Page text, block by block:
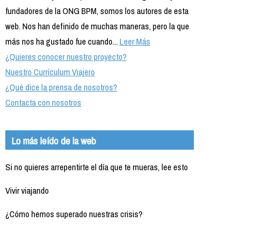
fundadores de la ONG BPM, somos los autores de esta
web. Nos han definido de muchas maneras, pero la que
más nos ha gustado fue cuando...Leer Más
¿Quieres conocer nuestro proyecto?
Nuestro Currículum Viajero
¿Qué dice la prensa de nosotros?
Contacta con nosotros
Lo más leído de la web
Si no quieres arrepentirte el día que te mueras, lee esto
Vivir viajando
¿Cómo hemos superado nuestras crisis?